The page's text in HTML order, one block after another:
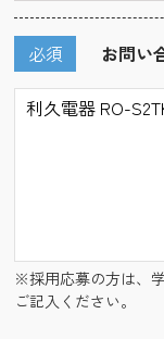
お問い
必須
※採用応募の方は、
ご記入ください。